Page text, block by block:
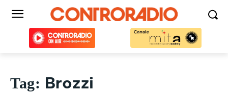
Tag: Brozzi